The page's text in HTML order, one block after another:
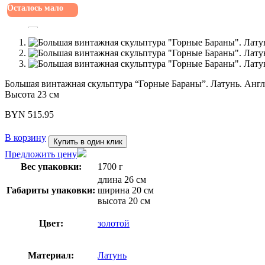
Осталось мало
Большая винтажная скульптура “Горные Бараны”. Латунь.
Высота 23 см
BYN 515.95
В корзину Купить в один клик
Предложить цену
Вес упаковки:
1700 г
Габариты упаковки:
длина 26 см
ширина 20 см
высота 20 см
Цвет: золотой
Материал: Латунь